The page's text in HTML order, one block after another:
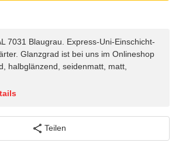
7031 Blaugrau. Express-Uni-Einschicht-
Glanzgrad ist bei uns im Onlineshop
halbglänzend, seidenmatt, matt,
Teilen